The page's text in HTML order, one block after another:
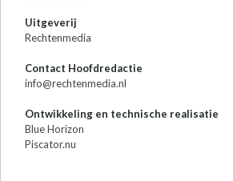
Uitgeverij
Rechtenmedia
Contact Hoofdredactie
info@rechtenmedia.nl
Ontwikkeling en technische realisatie
Blue Horizon
Piscator.nu